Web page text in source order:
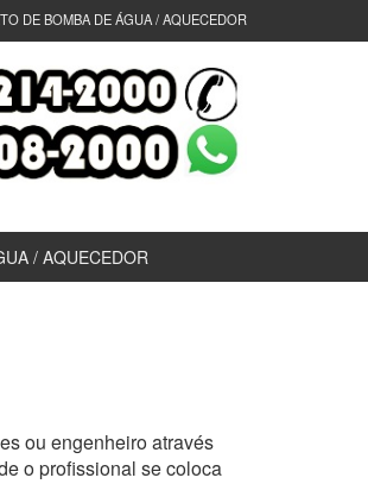
DE BOMBA DE ÁGUA / AQUECEDOR
/ AQUECEDOR
ou engenheiro através
o profissional se coloca